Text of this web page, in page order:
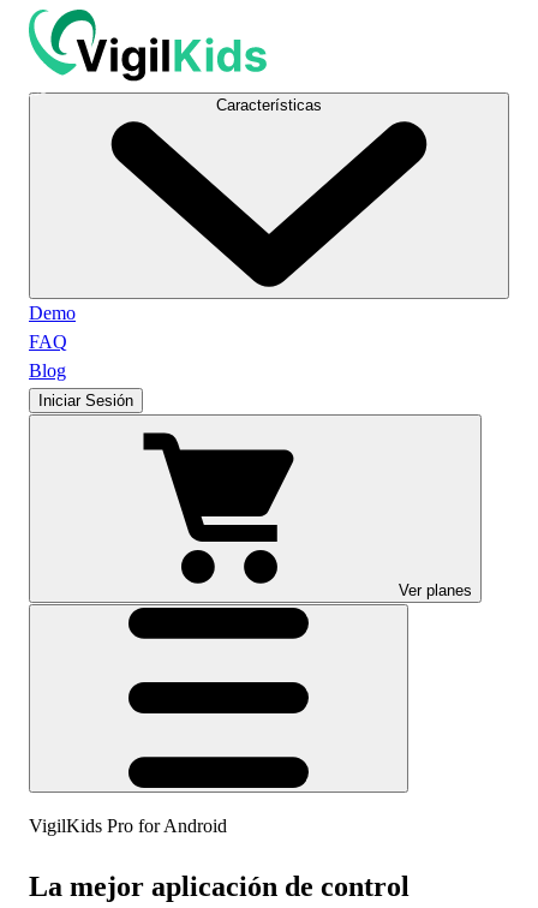
Demo
FAQ
Blog
Iniciar Sesión
Ver planes
VigilKids Pro for Android
La mejor aplicación de control